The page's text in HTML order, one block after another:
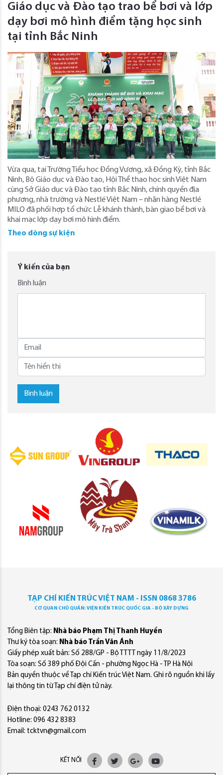
Giáo dục và Đào tạo trao bể bơi và lớp
dạy bơi mô hình điểm tặng học sinh
tại tỉnh Bắc Ninh
Vừa qua, tại Trường Tiểu học Đồng Vương, xã Đồng Kỳ, tỉnh Bắc
Ninh, Bộ Giáo dục và Đào tạo, Hội Thể thao học sinh Việt Nam
cùng Sở Giáo dục và Đào tạo tỉnh Bắc Ninh, chính quyền địa
phương, nhà trường và Nestlé Việt Nam – nhãn hàng Nestlé
MILO đã phối hợp tổ chức Lễ khánh thành, bàn giao bể bơi và
khai mạc lớp dạy bơi mô hình điểm.
Theo dòng sự kiện
Ý kiến của bạn
Bình luận
Bình luận
TẠP CHÍ KIẾN TRÚC VIỆT NAM - ISSN 0868 3786
CƠ QUAN CHỦ QUẢN: VIỆN KIẾN TRÚC QUỐC GIA - BỘ XÂY DỰNG
Tổng Biên tập: Nhà báo Phạm Thị Thanh Huyền
Thư ký tòa soạn: Nhà báo Trần Văn Ánh
Giấy phép xuất bản: Số 288/GP - Bộ TTTT ngày 11/8/2023
Tòa soạn: Số 389 phố Đội Cấn - phường Ngọc Hà - TP Hà Nội
Bản quyền thuộc về Tạp chí Kiến trúc Việt Nam. Ghi rõ nguồn khi lấy
lại thông tin từ Tạp chí điện tử này.
Điện thoại: 0243 762 0132
Hotline: 096 432 8383
Email: tcktvn@gmail.com
KẾT NỐI